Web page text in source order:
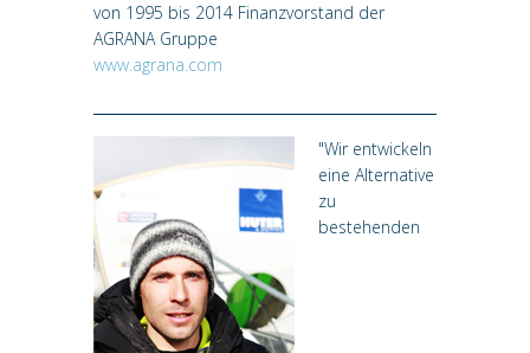
von 1995 bis 2014 Finanzvorstand der
AGRANA Gruppe
www.agrana.com
"Wir entwickeln
eine Alternative
zu
bestehenden